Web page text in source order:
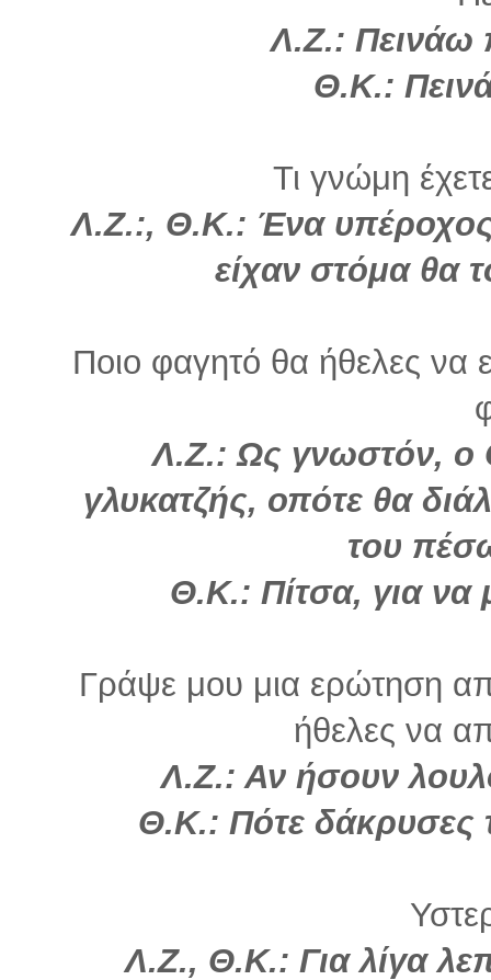
Λ.Ζ.: Πεινάω
Θ.Κ.:
Τι γνώμη
Λ.Ζ.:, Θ.Κ.: Ένα
είχαν στόμα θα
Ποιο φαγητό θα ήθελες να
Λ.Ζ.: Ως γνωστόν, ο
γλυκατζής, οπότε θα
του
Θ.Κ.: Πίτσα, για να
Γράψε μου μια ερώτηση
ήθελες να
Λ.Ζ.: Αν ήσουν
Θ.Κ.: Πότε δάκρυσες
Λ.Ζ., Θ.Κ.: Για λίγα